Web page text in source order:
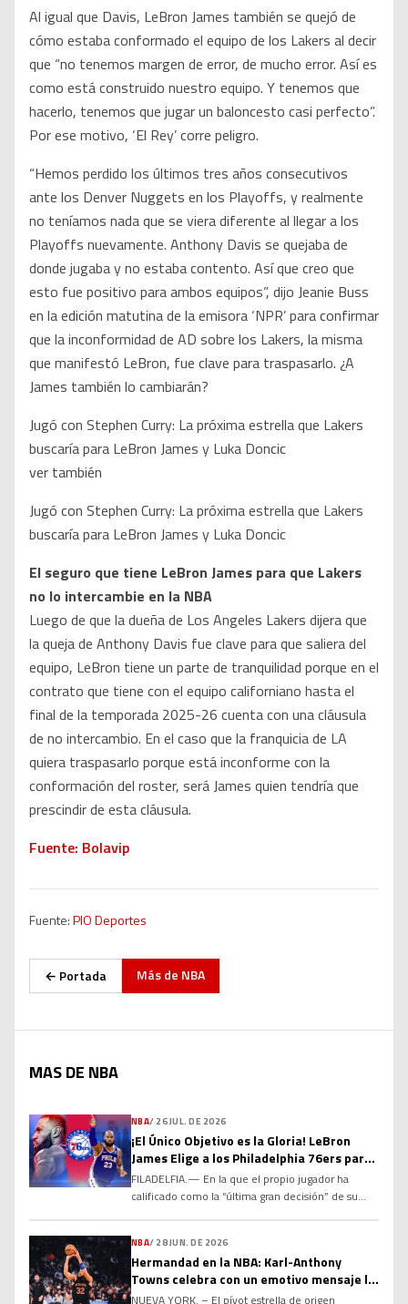
Al igual que Davis, LeBron James también se quejó de
cómo estaba conformado el equipo de los Lakers al decir
que “no tenemos margen de error, de mucho error. Así es
como está construido nuestro equipo. Y tenemos que
hacerlo, tenemos que jugar un baloncesto casi perfecto”.
Por ese motivo, ‘El Rey’ corre peligro.
“Hemos perdido los últimos tres años consecutivos
ante los Denver Nuggets en los Playoffs, y realmente
no teníamos nada que se viera diferente al llegar a los
Playoffs nuevamente. Anthony Davis se quejaba de
donde jugaba y no estaba contento. Así que creo que
esto fue positivo para ambos equipos”, dijo Jeanie Buss
en la edición matutina de la emisora ‘NPR’ para confirmar
que la inconformidad de AD sobre los Lakers, la misma
que manifestó LeBron, fue clave para traspasarlo. ¿A
James también lo cambiarán?
Jugó con Stephen Curry: La próxima estrella que Lakers
buscaría para LeBron James y Luka Doncic
ver también
Jugó con Stephen Curry: La próxima estrella que Lakers
buscaría para LeBron James y Luka Doncic
El seguro que tiene LeBron James para que Lakers
no lo intercambie en la NBA
Luego de que la dueña de Los Angeles Lakers dijera que
la queja de Anthony Davis fue clave para que saliera del
equipo, LeBron tiene un parte de tranquilidad porque en el
contrato que tiene con el equipo californiano hasta el
final de la temporada 2025-26 cuenta con una cláusula
de no intercambio. En el caso que la franquicia de LA
quiera traspasarlo porque está inconforme con la
conformación del roster, será James quien tendría que
prescindir de esta cláusula.
Fuente: Bolavip
Fuente:PIO Deportes
← Portada Más de NBA
MAS DE NBA
NBA/ 26 JUL. DE 2026
¡El Único Objetivo es la Gloria! LeBron
James Elige a los Philadelphia 76ers para
el Último Capítulo de su Leyenda
FILADELFIA.— En la que el propio jugador ha
calificado como la “última gran decisión” de su
baloncesto mundial al acordar un contrato por dos
temporadas y US$8 millones con los Philadelphia
76ers. Tras comunicar a Los Angeles Lakers […]
NBA/ 28 JUN. DE 2026
Hermandad en la NBA: Karl-Anthony
Towns celebra con un emotivo mensaje la
renovación de Jose Alvarado
NUEVA YORK. – El pívot estrella de origen